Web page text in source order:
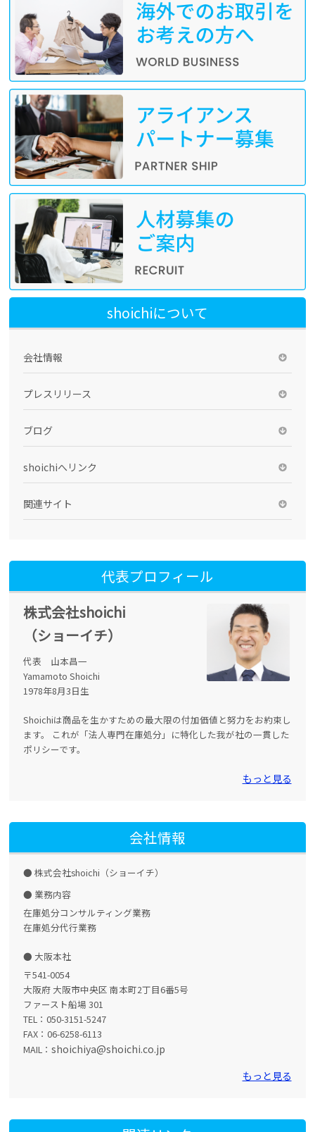
shoichiについて
会社情報
プレスリリース
ブログ
shoichiへリンク
関連サイト
代表プロフィール
株式会社shoichi
（ショーイチ）
代表 山本昌一
Yamamoto Shoichi
1978年8月3日生
Shoichiは商品を生かすための最大限の付加価値と努力をお約束し
ます。 これが「法人専門在庫処分」に特化した我が社の一貫した
ポリシーです。
もっと見る
会社情報
株式会社shoichi（ショーイチ）
業務内容
在庫処分コンサルティング業務
在庫処分代行業務
大阪本社
〒541-0054
大阪府 大阪市中央区 南本町2丁目6番5号
ファースト船場 301
TEL：050-3151-5247
FAX：06-6258-6113
MAIL：shoichiya@shoichi.co.jp
もっと見る